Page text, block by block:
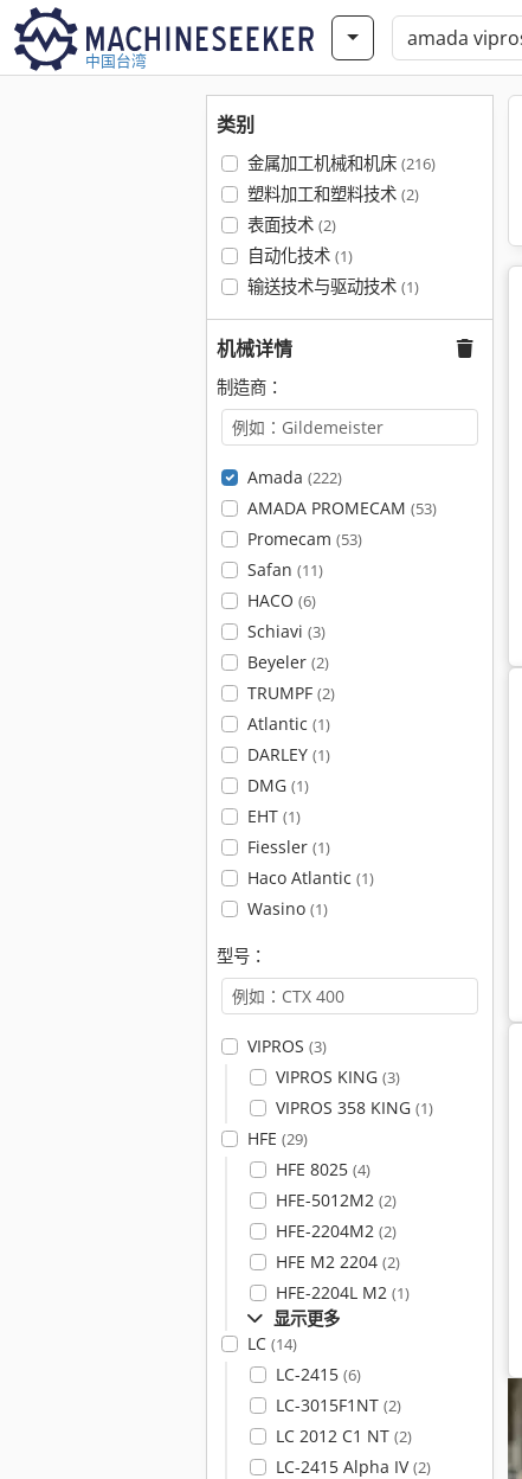
中国台湾
类别
金属加工机械和机床 (216)
塑料加工和塑料技术 (2)
表面技术 (2)
自动化技术 (1)
输送技术与驱动技术 (1)
机械详情
制造商：
Amada (222)
AMADA PROMECAM (53)
Promecam (53)
Safan (11)
HACO (6)
Schiavi (3)
Beyeler (2)
TRUMPF (2)
Atlantic (1)
DARLEY (1)
DMG (1)
EHT (1)
Fiessler (1)
Haco Atlantic (1)
Wasino (1)
型号：
VIPROS (3)
VIPROS KING (3)
VIPROS 358 KING (1)
HFE (29)
HFE 8025 (4)
HFE-5012M2 (2)
HFE-2204M2 (2)
HFE M2 2204 (2)
HFE-2204L M2 (1)
显示更多
LC (14)
LC-2415 (6)
LC-3015F1NT (2)
LC 2012 C1 NT (2)
LC-2415 Alpha IV(2)